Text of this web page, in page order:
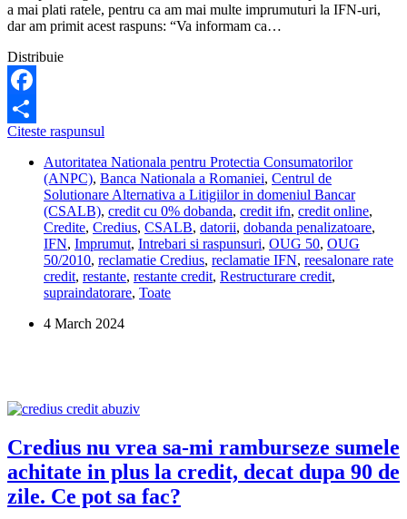
a mai plati ratele, pentru ca am mai multe imprumuturi la IFN-uri,
dar am primit acest raspuns: “Va informam ca…
Distribuie
Facebook
Share
Citeste raspunsul
vrea
sa
ma
ajute
sa
platesc
creditul,
desi
sunt
Ce
Autoritatea Nationala pentru Protectia Consumatorilor
(ANPC), Banca Nationala a Romaniei, Centrul de
Solutionare Alternativa a Litigiilor in domeniul Bancar
(CSALB), credit cu 0% dobanda, credit ifn, credit online,
Credite, Credius, CSALB, datorii, dobanda penalizatoare,
IFN, Imprumut, Intrebari si raspunsuri, OUG 50, OUG
50/2010, reclamatie Credius, reclamatie IFN, reesalonare rate
credit, restante, restante credit, Restructurare credit,
supraindatorare, Toate
4 March 2024
Credius nu vrea sa-mi ramburseze sumele
achitate in plus la credit, decat dupa 90 de
zile. Ce pot sa fac?